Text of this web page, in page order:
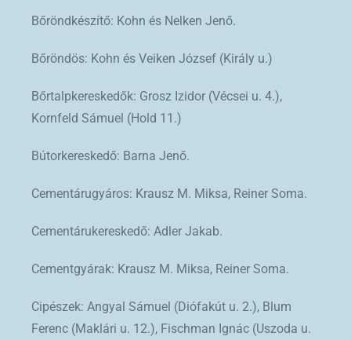
Bőröndkészítő: Kohn és Nelken Jenő.
Bőröndös: Kohn és Veiken József (Király u.)
Bőrtalpkereskedők: Grosz Izidor (Vécsei u. 4.),
Kornfeld Sámuel (Hold 11.)
Bútorkereskedő: Barna Jenő.
Cementárugyáros: Krausz M. Miksa, Reiner Soma.
Cementárukereskedő: Adler Jakab.
Cementgyárak: Krausz M. Miksa, Reiner Soma.
Cipészek: Angyal Sámuel (Diófakút u. 2.), Blum
Ferenc (Maklári u. 12.), Fischman Ignác (Uszoda u.